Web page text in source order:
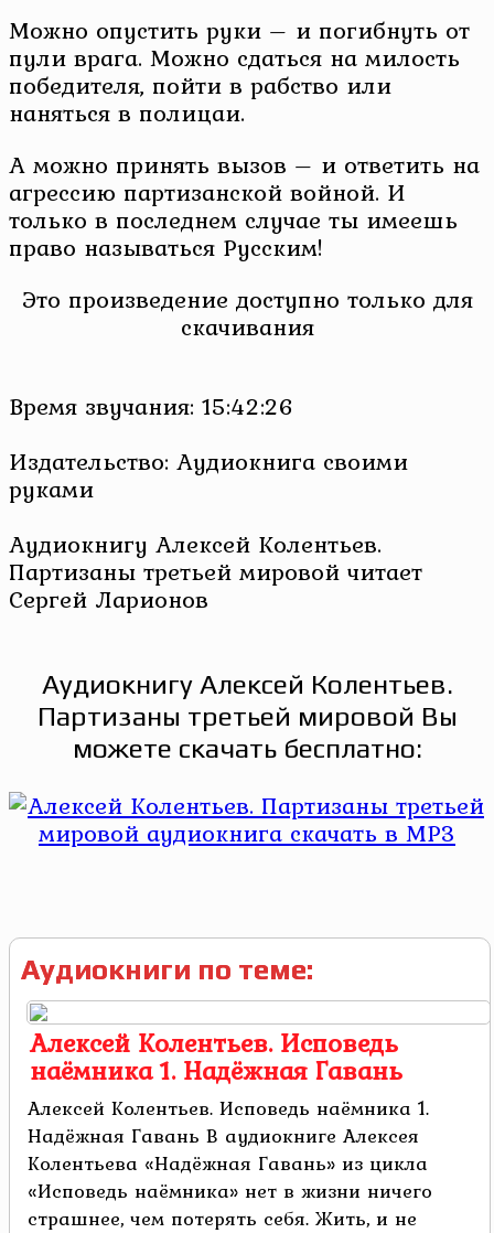
Можно опустить руки – и погибнуть от
пули врага. Можно сдаться на милость
победителя, пойти в рабство или
наняться в полицаи.
А можно принять вызов – и ответить на
агрессию партизанской войной. И
только в последнем случае ты имеешь
право называться Русским!
Это произведение доступно только для
скачивания
Время звучания: 15:42:26
Издательство: Аудиокнига своими
руками
Аудиокнигу Алексей Колентьев.
Партизаны третьей мировой читает
Сергей Ларионов
Аудиокнигу Алексей Колентьев.
Партизаны третьей мировой Вы
можете скачать бесплатно:
Аудиокниги по теме:
Алексей Колентьев. Исповедь
наёмника 1. Надёжная Гавань
Алексей Колентьев. Исповедь наёмника 1.
Надёжная Гавань В аудиокниге Алексея
Колентьева «Надёжная Гавань» из цикла
«Исповедь наёмника» нет в жизни ничего
страшнее, чем потерять себя. Жить, и не